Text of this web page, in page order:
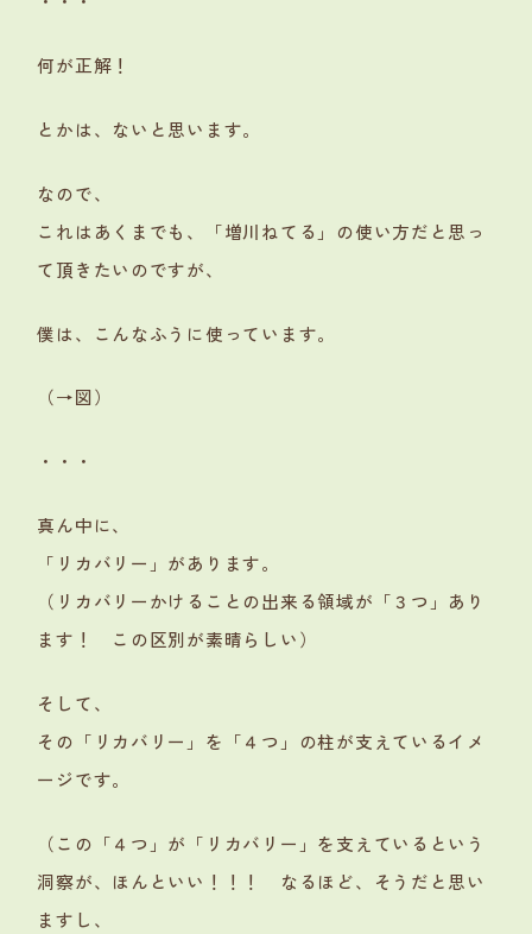
何が正解！
とかは、ないと思います。
なので、
これはあくまでも、「増川ねてる」の使い方だと思っ
て頂きたいのですが、
僕は、こんなふうに使っています。
（→図）
・・・
真ん中に、
「リカバリー」があります。
（リカバリーかけることの出来る領域が「３つ」あり
ます！ この区別が素晴らしい）
そして、
その「リカバリー」を「４つ」の柱が支えているイメ
ージです。
（この「４つ」が「リカバリー」を支えているという
洞察が、ほんといい！！！ なるほど、そうだと思い
ますし、